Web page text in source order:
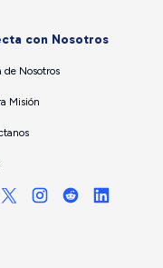
con Nosotros
de Nosotros
Misión